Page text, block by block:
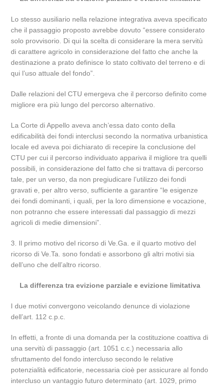
Lo stesso ausiliario nella relazione integrativa aveva specificato
che il passaggio proposto avrebbe dovuto “essere considerato
solo provvisorio. Di qui la scelta di considerare la mera servitù
di carattere agricolo in considerazione del fatto che anche la
destinazione a prato definisce lo stato coltivato del terreno e di
qui l’uso attuale del fondo”.
Dalle relazioni del CTU emergeva che il percorso definito come
migliore era più lungo del percorso alternativo.
La Corte di Appello aveva anch’essa dato conto della
edificabilità dei fondi interclusi secondo la normativa urbanistica
locale ed aveva poi dichiarato di recepire la conclusione del
CTU per cui il percorso individuato appariva il migliore tra quelli
possibili, in considerazione del fatto che si trattava di percorso
tale, per un verso, da non pregiudicare l’utilizzo dei fondi
gravati e, per altro verso, sufficiente a garantire “le esigenze
dei fondi dominanti, i quali, per la loro dimensione e vocazione,
non potranno che essere interessati dal passaggio di mezzi
agricoli di medie dimensioni”.
3. Il primo motivo del ricorso di Ve.Ga. e il quarto motivo del
ricorso di Ve.Ta. sono fondati e assorbono gli altri motivi sia
dell’uno che dell’altro ricorso.
La differenza tra evizione parziale e evizione limitativa
I due motivi convergono veicolando denunce di violazione
dell’art. 112 c.p.c.
In effetti, a fronte di una domanda per la costituzione coattiva di
una servitù di passaggio (art. 1051 c.c.) necessaria allo
sfruttamento del fondo intercluso secondo le relative
potenzialità edificatorie, necessaria cioè per assicurare al fondo
intercluso un vantaggio futuro determinato (art. 1029, primo